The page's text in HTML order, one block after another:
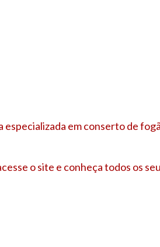
especializada em conserto de
o site e conheça todos os